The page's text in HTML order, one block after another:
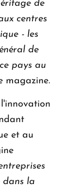
de
centres
- les
de
pays au
magazine.
l'innovation
et au
dans la